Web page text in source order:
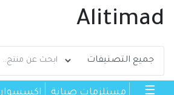
Alitimad
مستلزمات صيانة اكسسوار